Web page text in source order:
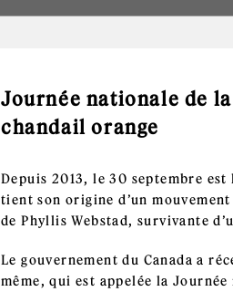
Journée nationale de
chandail orange
Depuis 2013, le 30 septembre
tient son origine d’un
de Phyllis Webstad, survivante
Le gouvernement du Canada a
même, qui est appelée la